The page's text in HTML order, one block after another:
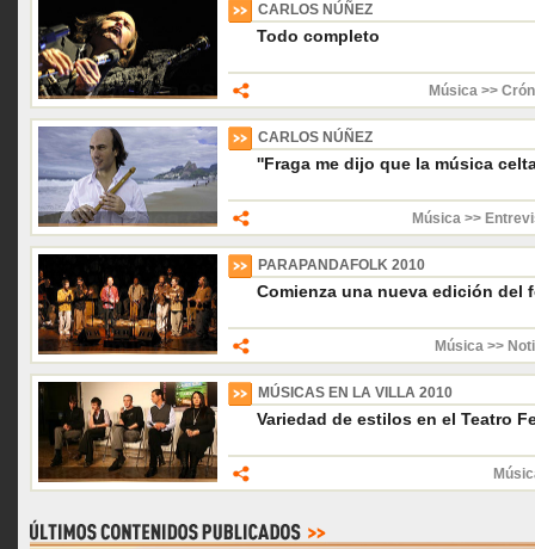
CARLOS NÚÑEZ
Todo completo
Música >>
CARLOS NÚÑEZ
''Fraga me dijo que la música
Música >>
PARAPANDAFOLK 2010
Comienza una nueva edición del
Música >>
MÚSICAS EN LA VILLA 2010
Variedad de estilos en el Teatro